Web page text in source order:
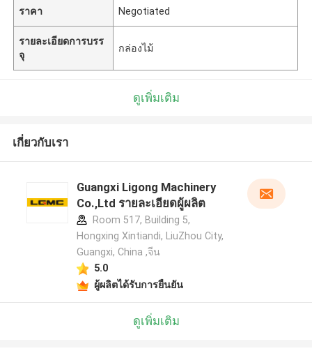
ราคา Negotiated
รายละเอียดการบรร
จุ
กล่องไม้
ดูเพิ่มเติม
เกี่ยวกับเรา
Guangxi Ligong Machinery
Co.,Ltd รายละเอียดผู้ผลิต
Room 517, Building 5,
Hongxing Xintiandi, LiuZhou City,
Guangxi, China ,จีน
5.0
ผู้ผลิตได้รับการยืนยัน
ดูเพิ่มเติม